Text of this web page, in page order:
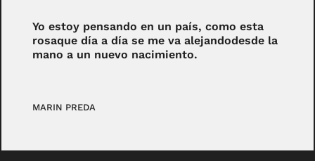
Yo estoy pensando en un país, como esta
rosaque día a día se me va alejandodesde la
mano a un nuevo nacimiento.
MARIN PREDA